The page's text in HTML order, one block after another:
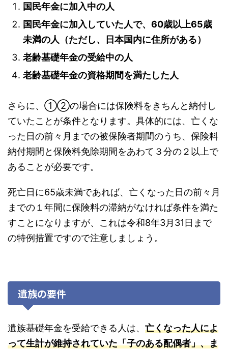
国民年金に加入中の人
国民年金に加入していた人で、60歳以上65歳
未満の人（ただし、日本国内に住所がある）
老齢基礎年金の受給中の人
老齢基礎年金の資格期間を満たした人
さらに、①②の場合には保険料をきちんと納付し
ていたことが条件となります。具体的には、亡くな
った日の前々月までの被保険者期間のうち、保険料
納付期間と保険料免除期間をあわて３分の２以上で
あることが必要です。
死亡日に65歳未満であれば、亡くなった日の前々月
までの１年間に保険料の滞納がなければ条件を満た
すことになりますが、これは令和8年3月31日まで
の特例措置ですので注意しましょう。
遺族の要件
遺族基礎年金を受給できる人は、 亡くなった人によ
って生計が維持されていた「子のある配偶者」、ま